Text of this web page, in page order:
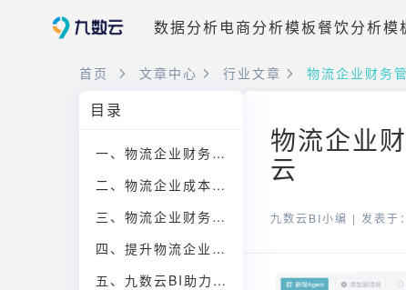
数据分析电商分析模板餐饮分析模
首页 文章中心 行业文章 物流企业财务
目录
一、物流企业财务管理的核心内容
二、物流企业成本控制的关键策略
三、物流企业财务风险管理的主要方面
四、提升物流企业财务管理水平的建议
五、九数云BI助力物流企业财务管理
物流企业
云
九数云BI小编 | 发表